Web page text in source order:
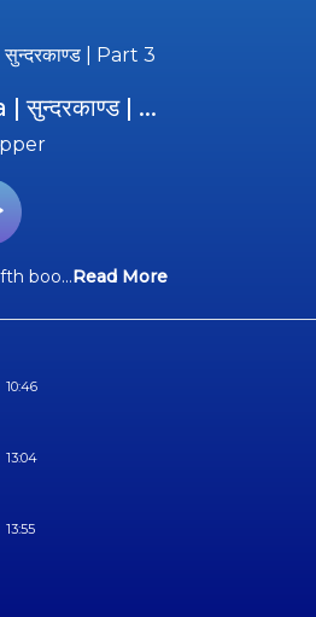
| ...
boo...Read More
10:46
13:04
13:55